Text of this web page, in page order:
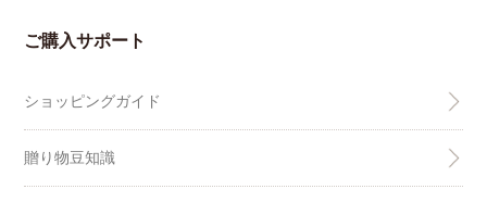
ご購入サポート
ショッピングガイド
贈り物豆知識